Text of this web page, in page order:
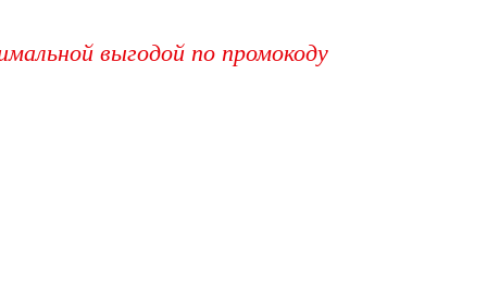
выгодой по промокоду